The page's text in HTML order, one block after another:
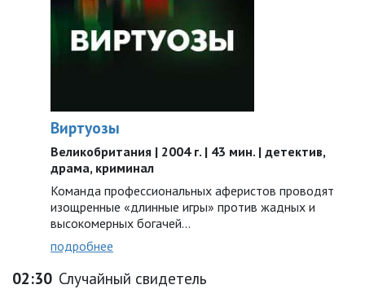
Виртуозы
Великобритания | 2004 г. | 43 мин. | детектив,
драма, криминал
Команда профессиональных аферистов проводят
изощренные «длинные игры» против жадных и
высокомерных богачей…
подробнее
02:30 Случайный свидетель